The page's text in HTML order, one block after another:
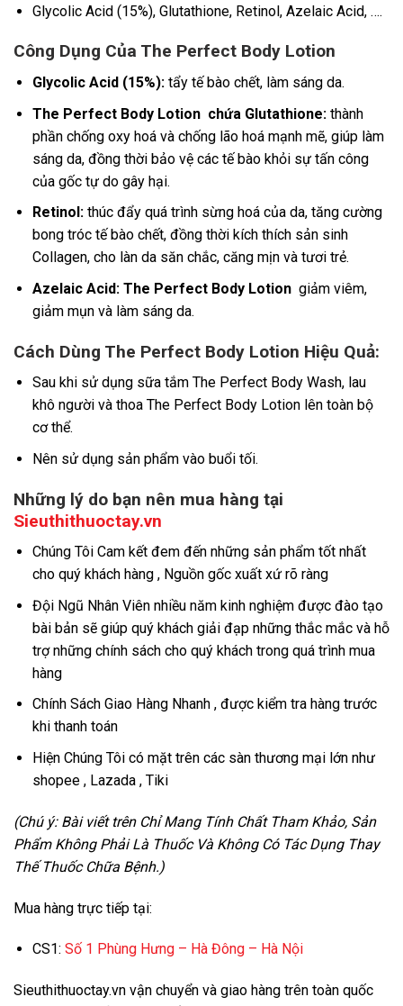
Glycolic Acid (15%), Glutathione, Retinol, Azelaic Acid, ….
Công Dụng Của The Perfect Body Lotion
Glycolic Acid (15%): tẩy tế bào chết, làm sáng da.
The Perfect Body Lotion chứa Glutathione: thành
phần chống oxy hoá và chống lão hoá mạnh mẽ, giúp làm
sáng da, đồng thời bảo vệ các tế bào khỏi sự tấn công
của gốc tự do gây hại.
Retinol: thúc đẩy quá trình sừng hoá của da, tăng cường
bong tróc tế bào chết, đồng thời kích thích sản sinh
Collagen, cho làn da săn chắc, căng mịn và tươi trẻ.
Azelaic Acid: The Perfect Body Lotion giảm viêm,
giảm mụn và làm sáng da.
Cách Dùng The Perfect Body Lotion Hiệu Quả:
Sau khi sử dụng sữa tắm The Perfect Body Wash, lau
khô người và thoa The Perfect Body Lotion lên toàn bộ
cơ thể.
Nên sử dụng sản phẩm vào buổi tối.
Những lý do bạn nên mua hàng tại
Sieuthithuoctay.vn
Chúng Tôi Cam kết đem đến những sản phẩm tốt nhất
cho quý khách hàng , Nguồn gốc xuất xứ rõ ràng
Đội Ngũ Nhân Viên nhiều năm kinh nghiệm được đào tạo
bài bản sẽ giúp quý khách giải đạp những thắc mắc và hỗ
trợ những chính sách cho quý khách trong quá trình mua
hàng
Chính Sách Giao Hàng Nhanh , được kiểm tra hàng trước
khi thanh toán
Hiện Chúng Tôi có mặt trên các sàn thương mại lớn như
shopee , Lazada , Tiki
(Chú ý: Bài viết trên Chỉ Mang Tính Chất Tham Khảo, Sản
Phẩm Không Phải Là Thuốc Và Không Có Tác Dụng Thay
Thế Thuốc Chữa Bệnh.)
Mua hàng trực tiếp tại:
CS1: Số 1 Phùng Hưng – Hà Đông – Hà Nội
Sieuthithuoctay.vn vận chuyển và giao hàng trên toàn quốc